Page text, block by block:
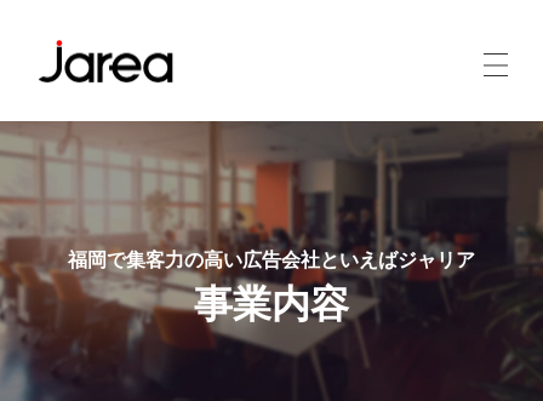
福岡で集客力の高い広告会社といえばジャリア
事業内容